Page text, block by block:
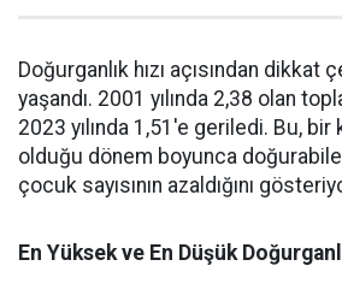
Doğurganlık hızı açısından dikkat
yaşandı. 2001 yılında 2,38 olan
2023 yılında 1,51'e geriledi. Bu, bir
olduğu dönem boyunca
çocuk sayısının azaldığını
En Yüksek ve En Düşük